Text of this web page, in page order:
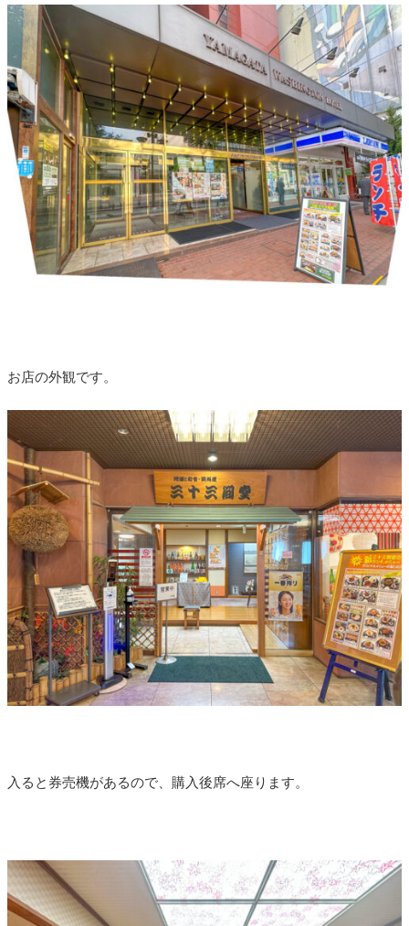
お店の外観です。
入ると券売機があるので、購入後席へ座ります。